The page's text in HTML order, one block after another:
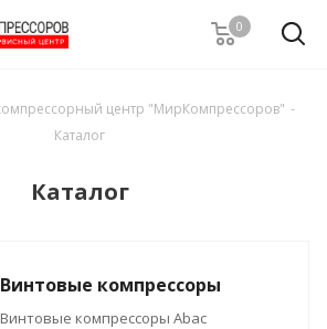
0
центр "МирКомпрессоров" -
Каталог
Каталог
Винтовые компрессоры
Винтовые компрессоры Abac